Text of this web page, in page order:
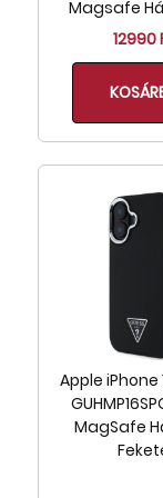
Model
Magsafe
12990
Apple iPhone
MagSafe